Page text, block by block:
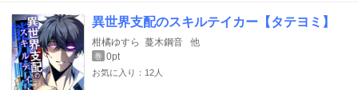
異世界支配のスキルテイカー【タテヨミ】
柑橘ゆすら 蔓木鋼音 他
巻 0pt
お気に入り：12人